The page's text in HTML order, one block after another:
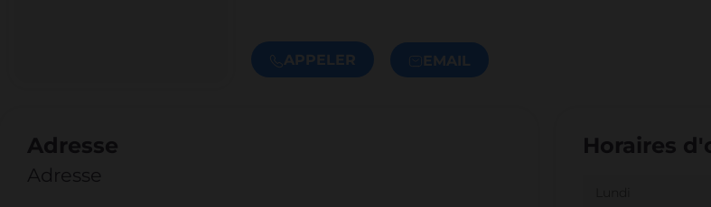
APPELER EMAIL
Adresse
Adresse
Horaires